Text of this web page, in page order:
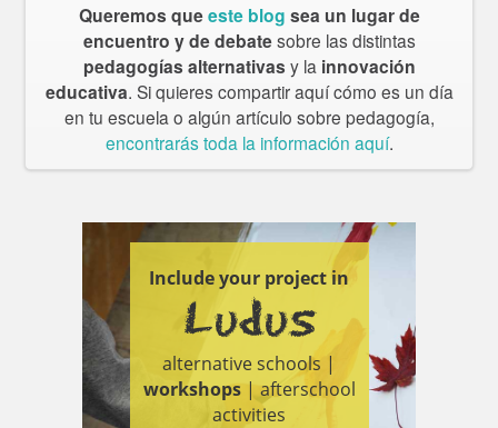
Queremos queeste blog sea un lugar de
encuentro y de debatesobre las distintas
pedagogías alternativas y la innovación
educativa. Si quieres compartir aquí cómo es un día
en tu escuela o algún artículo sobre pedagogía,
encontrarás toda la información aquí.
Include your project in
Ludus
alternative schools |
workshops| afterschool
activities